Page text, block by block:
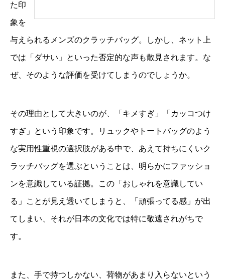
た印
象を
与えられるメンズのクラッチバッグ。しかし、ネット上
では「ダサい」といった否定的な声も散見されます。な
ぜ、そのような評価を受けてしまうのでしょうか。
その理由として大きいのが、「キメすぎ」「カッコつけ
すぎ」という印象です。リュックやトートバッグのよう
な実用性重視の選択肢がある中で、あえて持ちにくいク
ラッチバッグを選ぶということは、明らかにファッショ
ンを意識している証拠。この「おしゃれを意識してい
る」ことが見え透いてしまうと、「頑張ってる感」が出
てしまい、それが日本の文化では特に敬遠されがちで
す。
また、手で持つしかない、荷物があまり入らないという